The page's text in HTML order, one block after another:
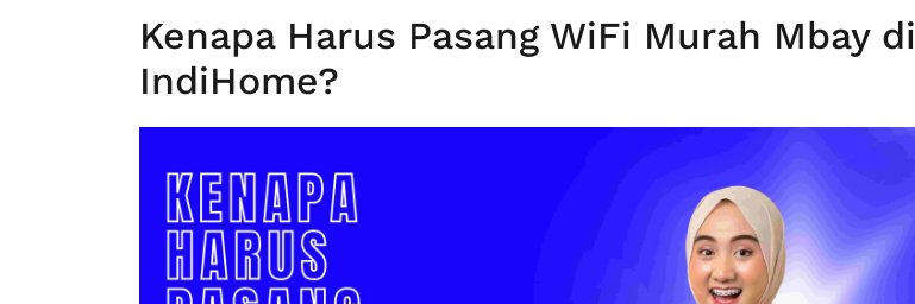
Kenapa Harus Pasang WiFi Murah Mbay di
IndiHome?